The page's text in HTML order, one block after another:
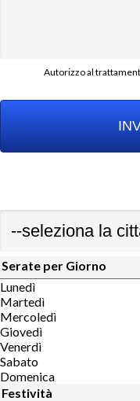
Autorizzo al
Serate per Giorno
Lunedì
Martedì
Mercoledì
Giovedì
Venerdì
Sabato
Domenica
Festività